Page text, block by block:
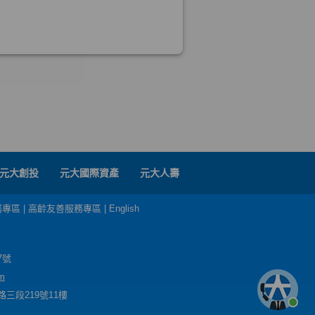
元大創投 元大國際資產 元大人壽
區 高齡友善服務專區 English
號
三段219號11樓